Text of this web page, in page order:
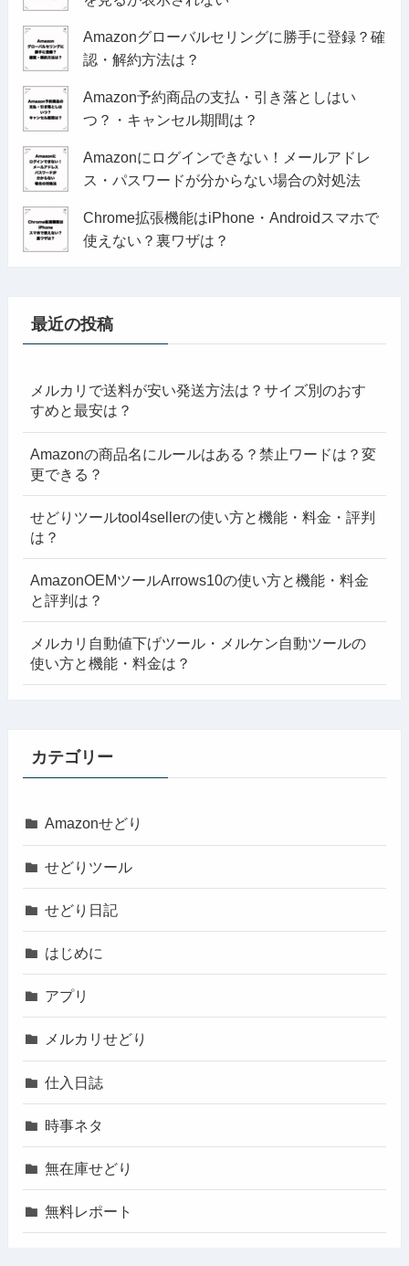
Amazonグローバルセリングに勝手に登録？確
認・解約方法は？
Amazon予約商品の支払・引き落としはい
つ？・キャンセル期間は？
Amazonにログインできない！メールアドレ
ス・パスワードが分からない場合の対処法
Chrome拡張機能はiPhone・Androidスマホで
使えない？裏ワザは？
最近の投稿
メルカリで送料が安い発送方法は？サイズ別のおす
すめと最安は？
Amazonの商品名にルールはある？禁止ワードは？変
更できる？
せどりツールtool4sellerの使い方と機能・料金・評判
は？
AmazonOEMツールArrows10の使い方と機能・料金
と評判は？
メルカリ自動値下げツール・メルケン自動ツールの
使い方と機能・料金は？
カテゴリー
Amazonせどり
せどりツール
せどり日記
はじめに
アプリ
メルカリせどり
仕入日誌
時事ネタ
無在庫せどり
無料レポート